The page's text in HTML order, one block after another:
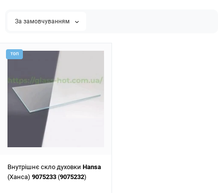
За замовчуванням
ТОП
Внутрішнє скло духовки Hansa
(Ханса) 9075233 (9075232)